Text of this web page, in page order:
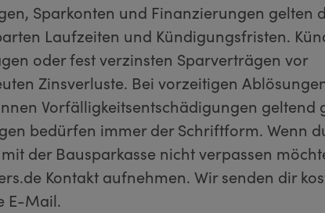
Sparkonten und Finanzierungen gelten
Laufzeiten und Kündigungsfristen.
oder fest verzinsten Sparverträgen vor
Zinsverluste. Bei vorzeitigen
Vorfälligkeitsentschädigungen geltend
bedürfen immer der Schriftform. Wenn
der Bausparkasse nicht verpassen
Kontakt aufnehmen. Wir senden dir
E-Mail.